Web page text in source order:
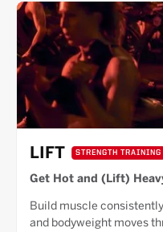
LIFT STRENGTH TRAINING
Get Hot and (Lift)
Build muscle
and bodyweight moves